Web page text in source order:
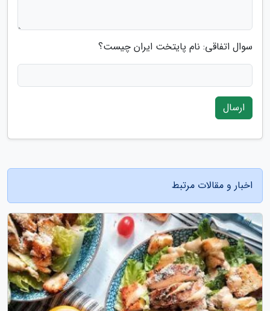
سوال اتفاقی: نام پایتخت ایران چیست؟
ارسال
اخبار و مقالات مرتبط